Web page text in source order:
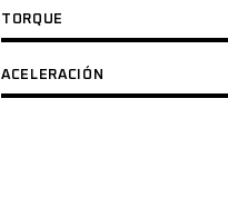
TORQUE
ACELERACIÓN